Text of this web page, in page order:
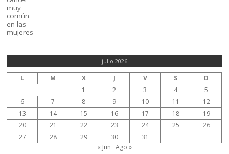
julio 2026
L M X J V S
D
1
2 3 4
5
6
7 8 9 10 11
12
13
14 15 16 17 18
19
20
21 22 23 24 25
26
27
28 29 30
31
« Jun Ago »